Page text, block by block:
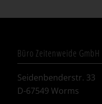
Büro Zeitenweide GmbH
Seidenbenderstr. 33
D-67549 Worms